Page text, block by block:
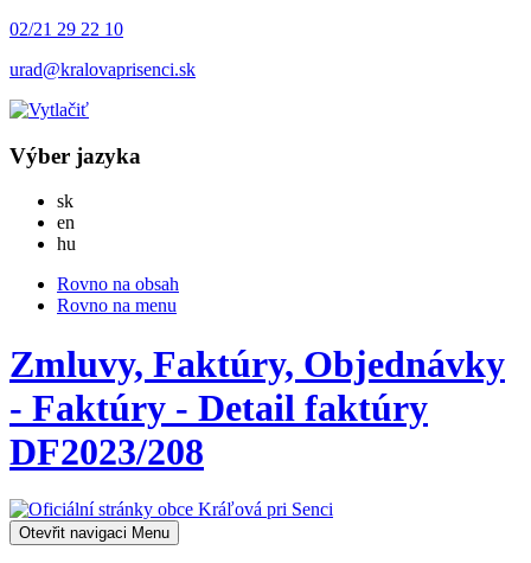
02/21 29 22 10
urad@kralovaprisenci.sk
Výber jazyka
skSlovensky
en
hu
Rovno na obsah
Rovno na menu
Zmluvy, Faktúry, Objednávky
- Faktúry - Detail faktúry
DF2023/208
Otevřit navigaci Menu